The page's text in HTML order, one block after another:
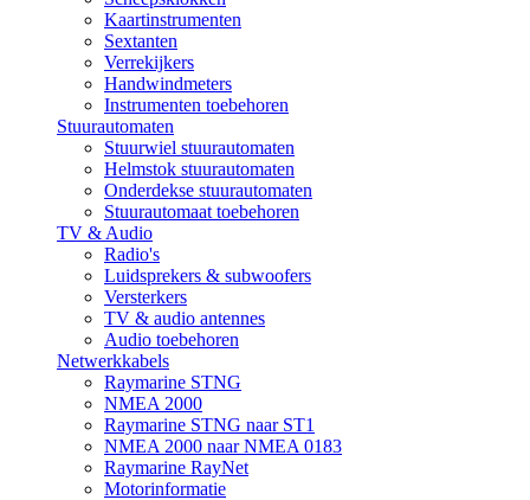
Kaartinstrumenten
Sextanten
Verrekijkers
Handwindmeters
Instrumenten toebehoren
Stuurautomaten
Stuurwiel stuurautomaten
Helmstok stuurautomaten
Onderdekse stuurautomaten
Stuurautomaat toebehoren
TV & Audio
Radio's
Luidsprekers & subwoofers
Versterkers
TV & audio antennes
Audio toebehoren
Netwerkkabels
Raymarine STNG
NMEA 2000
Raymarine STNG naar ST1
NMEA 2000 naar NMEA 0183
Raymarine RayNet
Motorinformatie